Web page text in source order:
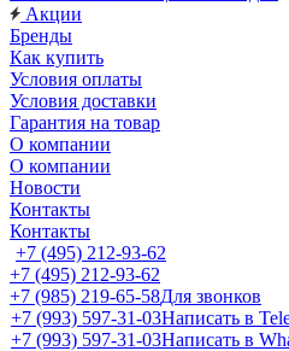
Акции
Бренды
Как купить
Условия оплаты
Условия доставки
Гарантия на товар
О компании
О компании
Новости
Контакты
Контакты
+7 (495) 212-93-62
+7 (495) 212-93-62
+7 (985) 219-65-58Для звонков
+7 (993) 597-31-03Написать в
+7 (993) 597-31-03Написать в